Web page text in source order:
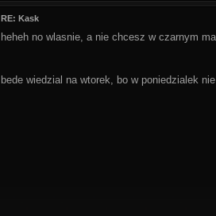
RE: Kask
heheh no wlasnie, a nie chcesz w czarnym
bede wiedzial na wtorek, bo w poniedzialek